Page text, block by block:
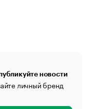
новости
личный бренд